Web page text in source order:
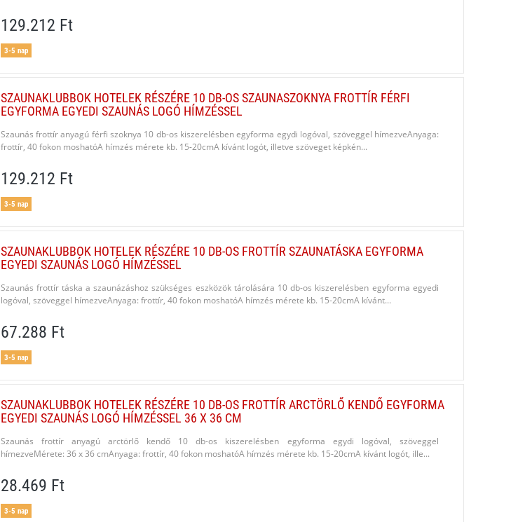
129.212 Ft
3-5 nap
SZAUNAKLUBBOK HOTELEK RÉSZÉRE 10 DB-OS SZAUNASZOKNYA FROTTÍR FÉRFI
EGYFORMA EGYEDI SZAUNÁS LOGÓ HÍMZÉSSEL
Szaunás frottír anyagú férfi szoknya 10 db-os kiszerelésben egyforma egydi logóval, szöveggel hímezveAnyaga:
frottír, 40 fokon moshatóA hímzés mérete kb. 15-20cmA kívánt logót, illetve szöveget képkén...
129.212 Ft
3-5 nap
SZAUNAKLUBBOK HOTELEK RÉSZÉRE 10 DB-OS FROTTÍR SZAUNATÁSKA EGYFORMA
EGYEDI SZAUNÁS LOGÓ HÍMZÉSSEL
Szaunás frottír táska a szaunázáshoz szükséges eszközök tárolására 10 db-os kiszerelésben egyforma egyedi
logóval, szöveggel hímezveAnyaga: frottír, 40 fokon moshatóA hímzés mérete kb. 15-20cmA kívánt...
67.288 Ft
3-5 nap
SZAUNAKLUBBOK HOTELEK RÉSZÉRE 10 DB-OS FROTTÍR ARCTÖRLŐ KENDŐ EGYFORMA
EGYEDI SZAUNÁS LOGÓ HÍMZÉSSEL 36 X 36 CM
Szaunás frottír anyagú arctörlő kendő 10 db-os kiszerelésben egyforma egydi logóval, szöveggel
hímezveMérete: 36 x 36 cmAnyaga: frottír, 40 fokon moshatóA hímzés mérete kb. 15-20cmA kívánt logót, ille...
28.469 Ft
3-5 nap